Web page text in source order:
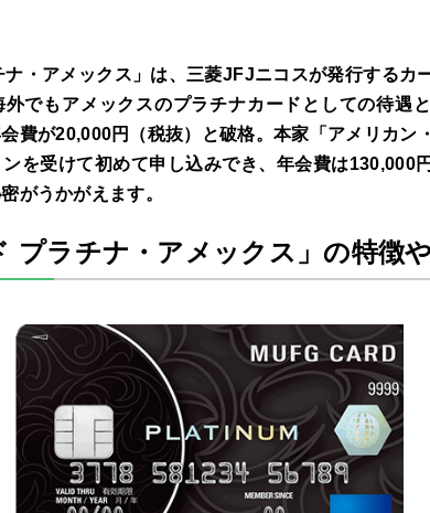
ナ・アメックス」は、三菱JFJニコスが発行するカ
でもアメックスのプラチナカードとしての待遇
費が20,000円（税抜）と破格。本家「アメリカン
ンを受けて初めて申し込みでき、年会費は130,000
がうかがえます。
プラチナ・アメックス」の特徴